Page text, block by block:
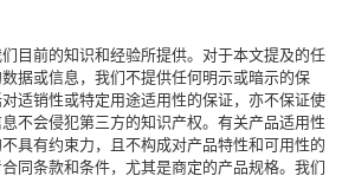
目前的知识和经验所提供。对于本文提及的任
据或信息，我们不提供任何明示或暗示的保
适销性或特定用途适用性的保证，亦不保证使
不会侵犯第三方的知识产权。有关产品适用性
具有约束力，且不构成对产品特性和可用性的
同条款和条件，尤其是商定的产品规格。我们